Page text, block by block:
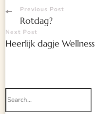
Post
Navigation
Previous Post
Rotdag?
Next Post
Heerlijk dagje Wellness
Search
for: